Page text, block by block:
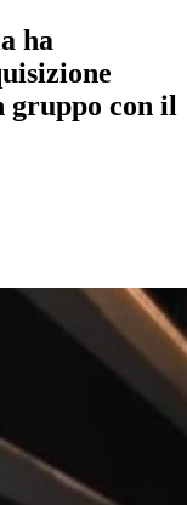
ha
gruppo con il